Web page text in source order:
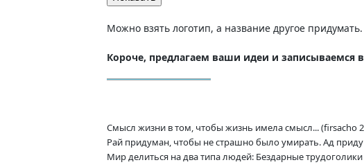
Можно взять логотип, а название другое придумать.
Короче, предлагаем ваши идеи и записываемся
Смысл жизни в том, чтобы жизнь имела смысл... (firsacho
Рай придуман, чтобы не страшно было умирать. Ад
Мир делиться на два типа людей: Бездарные